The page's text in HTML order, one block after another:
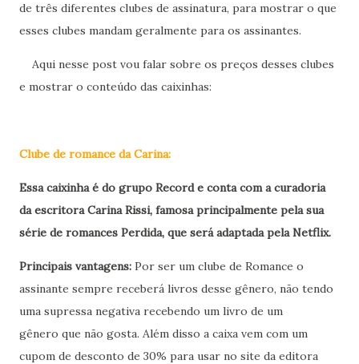
de três diferentes clubes de assinatura, para mostrar o que
esses clubes mandam geralmente para os assinantes.
Aqui nesse post vou falar sobre os preços desses clubes
e mostrar o conteúdo das caixinhas:
Clube de romance da Carina:
Essa caixinha é do grupo Record e conta com a curadoria
da escritora Carina Rissi, famosa principalmente pela sua
série de romances Perdida, que será adaptada pela Netflix.
Principais vantagens: Por ser um clube de Romance o
assinante sempre receberá livros desse gênero, não tendo
uma supressa negativa recebendo um livro de um
gênero que não gosta. Além disso a caixa vem com um
cupom de desconto de 30% para usar no site da editora